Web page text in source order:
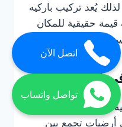
يُعد تركيب باركيه
قيمة حقيقية للمكان
الداخلي.
الشارقة
في الشارقة هو
أرضيات تجمع بين
اتصل الآن
تواصل واتساب